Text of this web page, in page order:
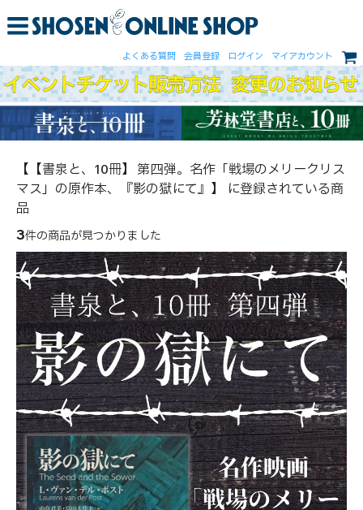
よくある質問 会員登録 ログイン マイアカウント
【【書泉と、10冊】 第四弾。名作「戦場のメリークリス
マス」の原作本、『影の獄にて』】 に登録されている商
品
3件の商品が見つかりました